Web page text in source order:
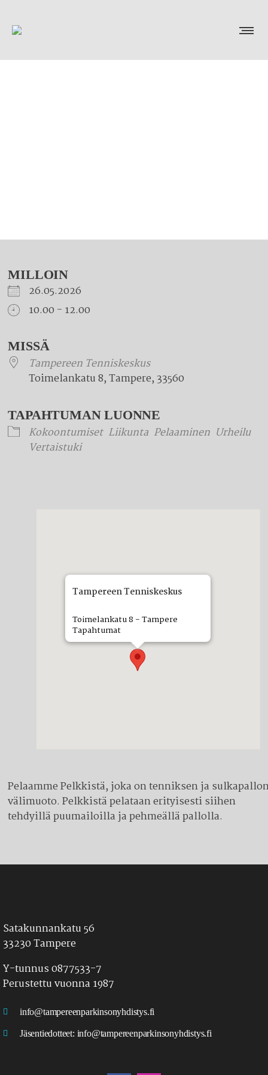
MILLOIN
26.05.2026
10.00 - 12.00
Download ICS
MISSÄ
Tampereen Tenniskeskus
Toimelankatu 8, Tampere, 33560
TAPAHTUMAN LUONNE
Kokoontumiset Liikunta Pelaaminen Urheilu
Vertaistuki
Tampereen Tenniskeskus
Toimelankatu 8 - Tampere
Tapahtumat
Pelaamme Pelkkistä, joka on tenniksen ja
välimuoto. Pelkkistä pelataan erityisesti siihen
tehdyillä puumailoilla ja pehmeällä pallolla.
Satakunnankatu 56
33230 Tampere
Y-tunnus 0877533-7
Perustettu vuonna 1987
info@tampereenparkinsonyhdistys.fi
Jäsentiedotteet: info@tampereenparkinsonyhdistys.fi